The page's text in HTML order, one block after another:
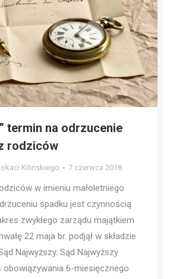
termin na odrzucenie
rodziców
Kilińskiego 7 czerwca 2018
w imieniu małoletniego
spadku jest czynnością
zwykłego zarządu majątkiem
22 maja br. podjął w składzie
Najwyższy. Sąd Najwyższy
obowiązywania 6-miesięcznego